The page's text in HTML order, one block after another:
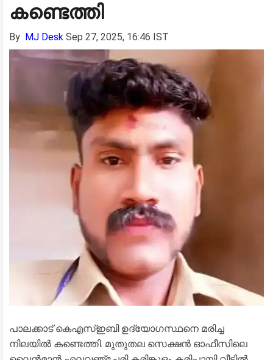
കണ്ടെത്തി
By MJ Desk Sep 27, 2025, 16:46 IST
പാലക്കാട് കെഎസ്ഇബി ഉദ്യോഗസ്ഥനെ മരിച്ച
നിലയിൽ കണ്ടെത്തി. മുതുതല സെക്ഷൻ ഓഫീസിലെ